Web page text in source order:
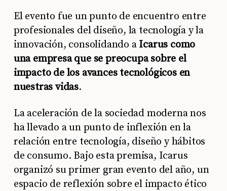
El evento fue un punto de encuentro entre
profesionales del diseño, la tecnología y la
innovación, consolidando a Icarus como
una empresa que se preocupa sobre el
impacto de los avances tecnológicos en
nuestras vidas.
La aceleración de la sociedad moderna nos
ha llevado a un punto de inflexión en la
relación entre tecnología, diseño y hábitos
de consumo. Bajo esta premisa, Icarus
organizó su primer gran evento del año, un
espacio de reflexión sobre el impacto ético